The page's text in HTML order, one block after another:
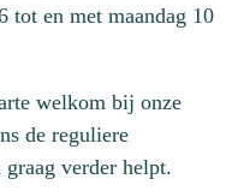
tot en met maandag 10
welkom bij onze
de reguliere
verder helpt.